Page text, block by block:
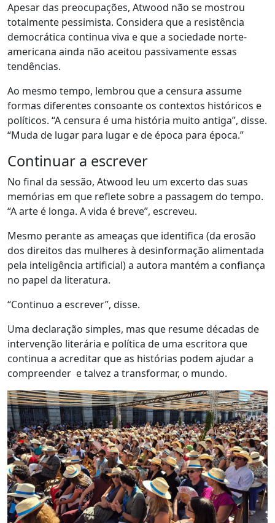
Apesar das preocupações, Atwood não se mostrou
totalmente pessimista. Considera que a resistência
democrática continua viva e que a sociedade norte-
americana ainda não aceitou passivamente essas
tendências.
Ao mesmo tempo, lembrou que a censura assume
formas diferentes consoante os contextos históricos e
políticos. “A censura é uma história muito antiga”, disse.
“Muda de lugar para lugar e de época para época.”
Continuar a escrever
No final da sessão, Atwood leu um excerto das suas
memórias em que reflete sobre a passagem do tempo.
“A arte é longa. A vida é breve”, escreveu.
Mesmo perante as ameaças que identifica (da erosão
dos direitos das mulheres à desinformação alimentada
pela inteligência artificial) a autora mantém a confiança
no papel da literatura.
“Continuo a escrever”, disse.
Uma declaração simples, mas que resume décadas de
intervenção literária e política de uma escritora que
continua a acreditar que as histórias podem ajudar a
compreender e talvez a transformar, o mundo.